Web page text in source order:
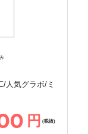
人気グラボ/ミ
円 (税抜)